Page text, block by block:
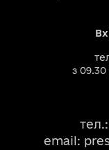
з 09.30
email: